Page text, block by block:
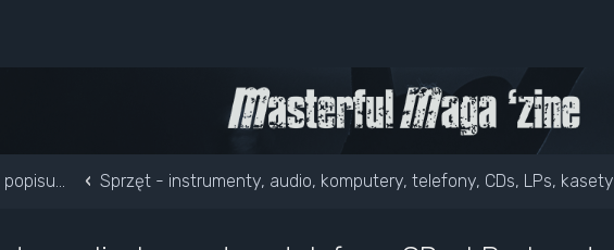
Sprzęt - instrumenty, audio, komputery, telefony, CDs, LPs, kasety